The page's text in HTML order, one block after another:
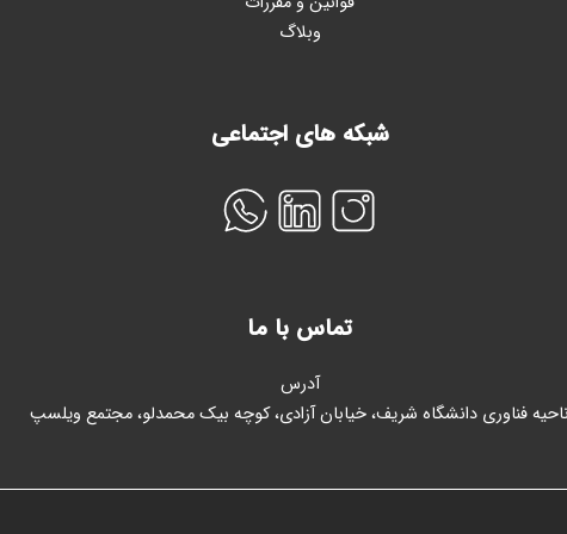
وبلاگ
شبکه های اجتماعی
تماس با ما
آدرس
فناوری دانشگاه شریف، خیابان آزادی، کوچه بیک محمدلو، مجتمع ویلسپ